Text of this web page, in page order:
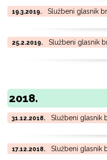
19.3.2019. Službeni glasnik
25.2.2019. Službeni glasnik
2018.
31.12.2018. Službeni glasnik
17.12.2018. Službeni glasnik